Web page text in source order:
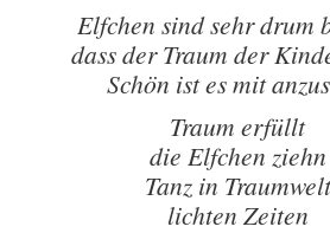
Elfchen sind sehr drum
dass der Traum der
Schön ist es mit
Traum erfüllt
die Elfchen ziehn
Tanz in Traumwelt
lichten Zeiten